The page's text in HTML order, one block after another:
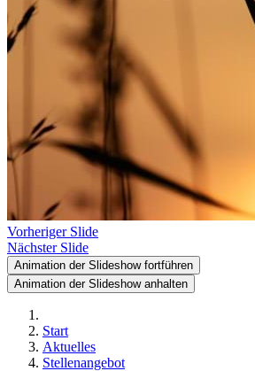
Vorheriger Slide
Nächster Slide
Animation der Slideshow fortführen
Animation der Slideshow anhalten
Start
Aktuelles
Stellenangebot